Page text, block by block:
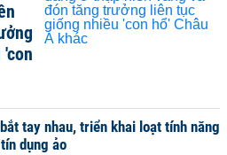
tay nhau, triển khai loạt tính năng
dụng ảo